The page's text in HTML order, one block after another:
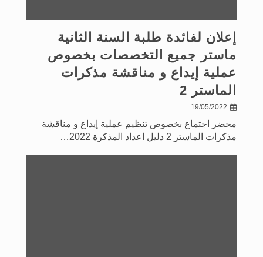
إعلان لفائدة طلبة السنة الثانية
ماستر جميع التخصصات بخصوص
عملية إيداع و مناقشة مذكرات
الماستر 2
19/05/2022
محضر اجتماع بخصوص تنظيم عملية إيداع و مناقشة
مذكرات الماستر 2 دليل اعداد المذكرة 2022…